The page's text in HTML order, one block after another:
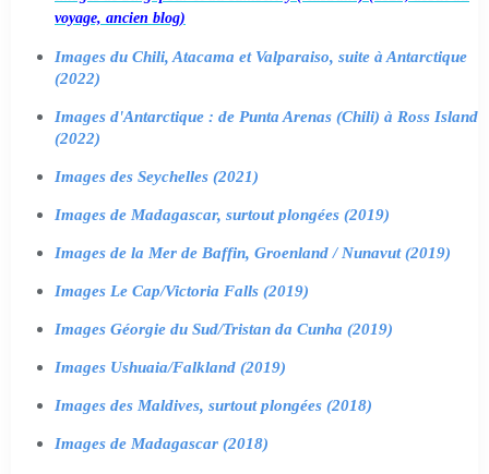
voyage, ancien blog)
Images du Chili, Atacama et Valparaiso, suite à Antarctique
(2022)
Images d'Antarctique : de Punta Arenas (Chili) à Ross Island
(2022)
Images des Seychelles (2021)
Images de Madagascar, surtout plongées (2019)
Images de la Mer de Baffin, Groenland / Nunavut (2019)
Images Le Cap/Victoria Falls (2019)
Images Géorgie du Sud/Tristan da Cunha (2019)
Images Ushuaia/Falkland (2019)
Images des Maldives, surtout plongées (2018)
Images de Madagascar (2018)